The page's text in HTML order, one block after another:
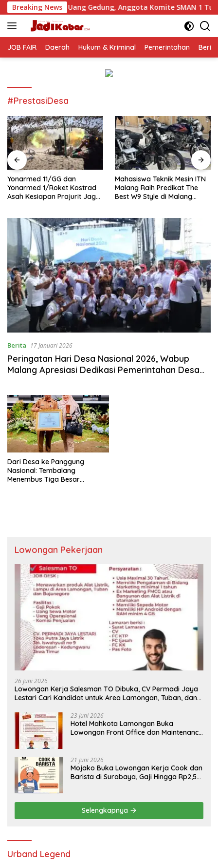
Langsung
ke
konten
Breaking News
Gedung, Anggota Komite SMAN 1 Tumpang ,Ketua DPD
JOB FAIR Daerah Hukum & Kriminal Pemerintahan
#PrestasiDesa
Yonarmed 11/GG dan
Yonarmed 1/Roket Kostrad
Asah Kesiapan Prajurit Jaga
Mahasiswa Teknik Mesin ITN
Malang Raih Predikat The
Best W9 Style di Malang
Berita 17 Januari 2026
Peringatan Hari Desa Nasional 2026, Wabup
Malang Apresiasi Dedikasi Pemerintahan Desa
Dari Desa ke Panggung
Nasional: Tembalang
Menembus Tiga Besar
Lowongan Pekerjaan
26 Juni 2026
Lowongan Kerja Salesman TO Dibuka, CV Permadi Jaya
Lestari Cari Kandidat untuk Area Lamongan, Tuban, dan
23 Juni 2026
Hotel Mahkota Lamongan Buka
Lowongan Front Office dan Maintenance
21 Juni 2026
Mojako Buka Lowongan Kerja Cook dan
Barista di Surabaya, Gaji Hingga Rp2,5
Selengkapnya
Urband Legend